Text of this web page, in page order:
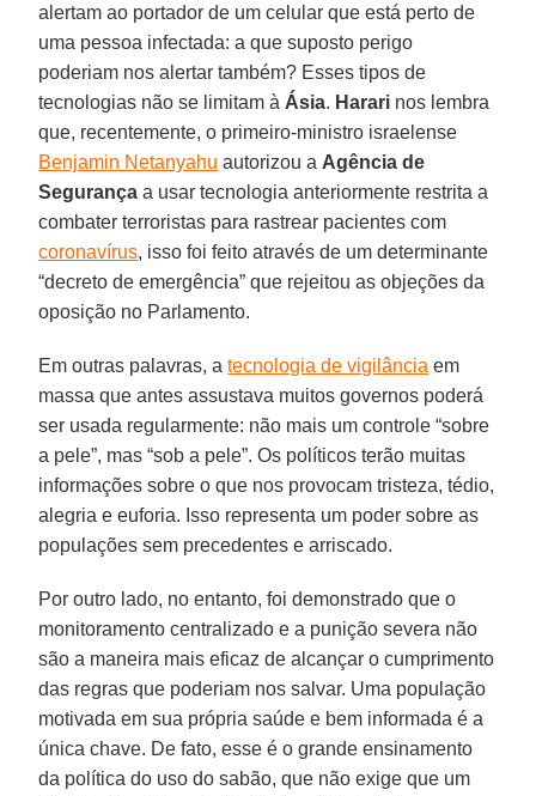
alertam ao portador de um celular que está perto de
uma pessoa infectada: a que suposto perigo
poderiam nos alertar também? Esses tipos de
tecnologias não se limitam à Ásia. Harari nos lembra
que, recentemente, o primeiro-ministro israelense
Benjamin Netanyahu autorizou a Agência de
Segurança a usar tecnologia anteriormente restrita a
combater terroristas para rastrear pacientes com
coronavírus, isso foi feito através de um determinante
“decreto de emergência” que rejeitou as objeções da
oposição no Parlamento.
Em outras palavras, atecnologia de vigilância em
massa que antes assustava muitos governos poderá
ser usada regularmente: não mais um controle “sobre
a pele”, mas “sob a pele”. Os políticos terão muitas
informações sobre o que nos provocam tristeza, tédio,
alegria e euforia. Isso representa um poder sobre as
populações sem precedentes e arriscado.
Por outro lado, no entanto, foi demonstrado que o
monitoramento centralizado e a punição severa não
são a maneira mais eficaz de alcançar o cumprimento
das regras que poderiam nos salvar. Uma população
motivada em sua própria saúde e bem informada é a
única chave. De fato, esse é o grande ensinamento
da política do uso do sabão, que não exige que um